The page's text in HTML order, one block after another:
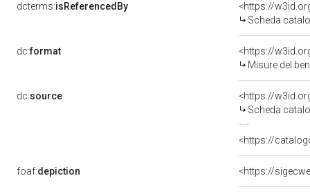
dcterms:isReferencedBy
<https://
Scheda
dc:format
<https://
Misure del
dc:source
<https://
Scheda
<https://
foaf:depiction